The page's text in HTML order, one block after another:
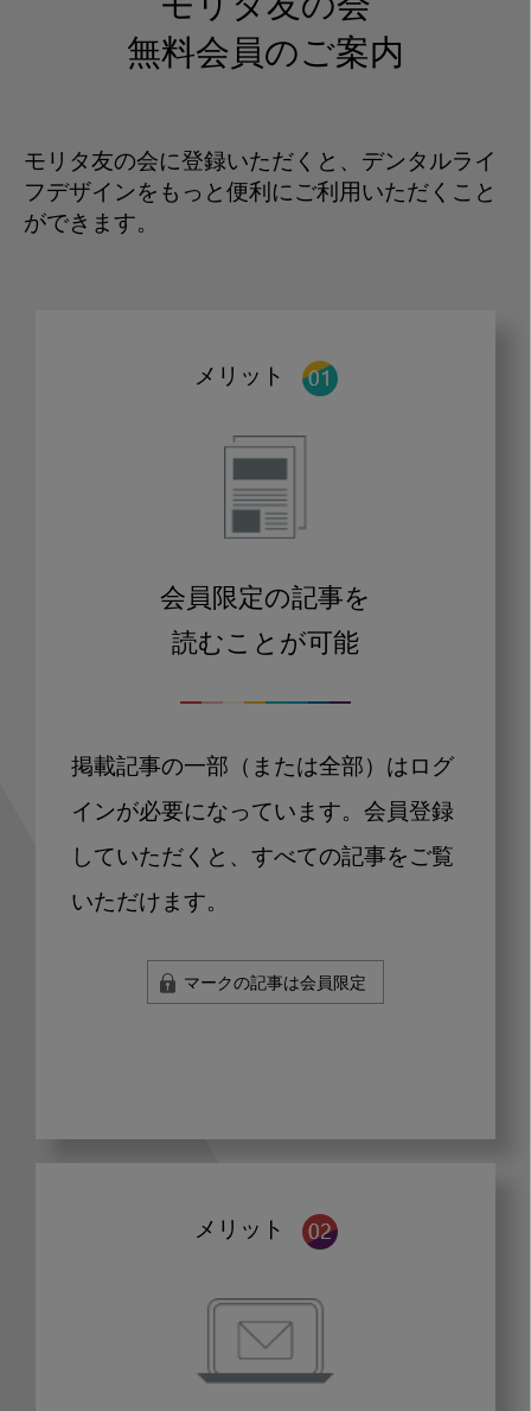
モリタ友の会
無料会員のご案内
モリタ友の会に登録いただくと、デンタルライ
フデザインをもっと便利にご利用いただくこと
ができます。
メリット
会員限定の記事を
読むことが可能
掲載記事の一部（または全部）はログ
インが必要になっています。会員登録
していただくと、すべての記事をご覧
いただけます。
マークの記事は会員限定
メリット